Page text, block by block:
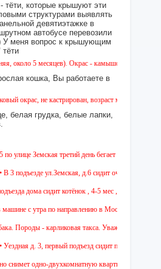
которые крышуют эти
структурами выявлять
девятиэтажке в
автобусе перевозили
У меня вопрос к крышующим
Окрас - камышовый, на один глазик
кошка, Вы работаете в
не кастрирован, возраст менее года, ухожен,
белая грудка, белые лапки,
Земская третий день бегает собака из
ул.Земская, д.6 сидит очень голодная
дома сидит котёнок , 4-5 мес , девочка.
с утра по направлению в Москву,девушка
Породы - карликовая такса. Уважаемые соседи!
д. 3, первый подъезд сидит полосатый
одно-двухкомнатную квартиру на